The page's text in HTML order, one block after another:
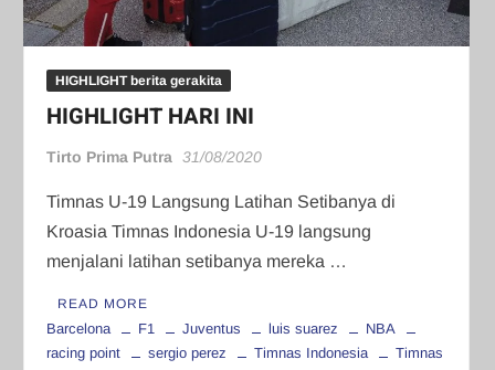
HIGHLIGHT berita gerakita
HIGHLIGHT HARI INI
Tirto Prima Putra 31/08/2020
Timnas U-19 Langsung Latihan Setibanya di
Kroasia Timnas Indonesia U-19 langsung
menjalani latihan setibanya mereka …
READ MORE
Barcelona F1 Juventus luis suarez
NBA
racing point
sergio perez Timnas Indonesia
Timnas